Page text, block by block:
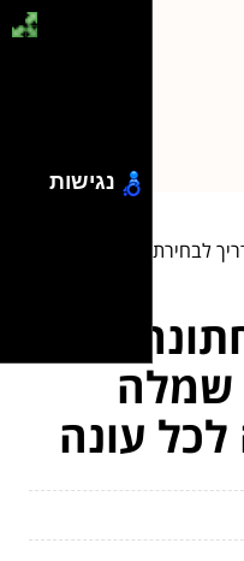
לבחירת שמלה מחמיאה
שמלה
עונה
נגישות